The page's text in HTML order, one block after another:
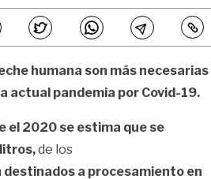
humana son más necesarias
actual pandemia por Covid-19.
el 2020 se estima que se
de los
a procesamiento en